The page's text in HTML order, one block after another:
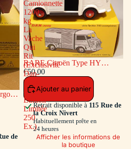
de
Camionnette
1200
kg
La
Vache
Qui
Rit
(Exclusivité
Dan-
Toys
-
Edition
Limitée
250
Ex.)
RARE Citroën Type HY
Camionnette 1200 kg La Vache
Qui Rit (Exclusivité Dan-Toys -
Edition Limitée 250 Ex.)
€50,00
Ajouter au panier
Retrait disponible à 115 Rue de
la Croix Nivert
Habituellement prête en
24 heures
Afficher les informations de
la boutique